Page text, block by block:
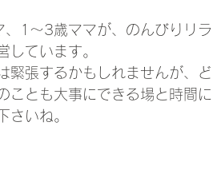
、1～3歳ママが、のんびりリ
しています。
緊張するかもしれませんが、
ことも大事にできる場と時間
さいね。